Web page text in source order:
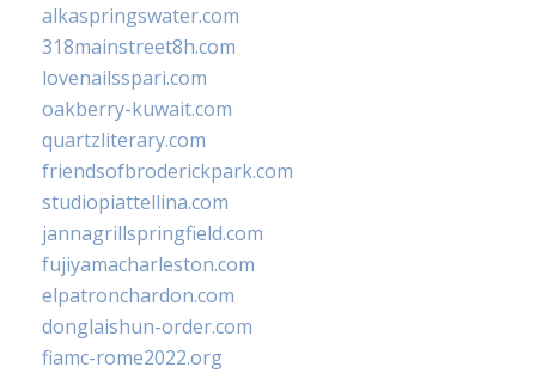
alkaspringswater.com
318mainstreet8h.com
lovenailsspari.com
oakberry-kuwait.com
quartzliterary.com
friendsofbroderickpark.com
studiopiattellina.com
jannagrillspringfield.com
fujiyamacharleston.com
elpatronchardon.com
donglaishun-order.com
fiamc-rome2022.org